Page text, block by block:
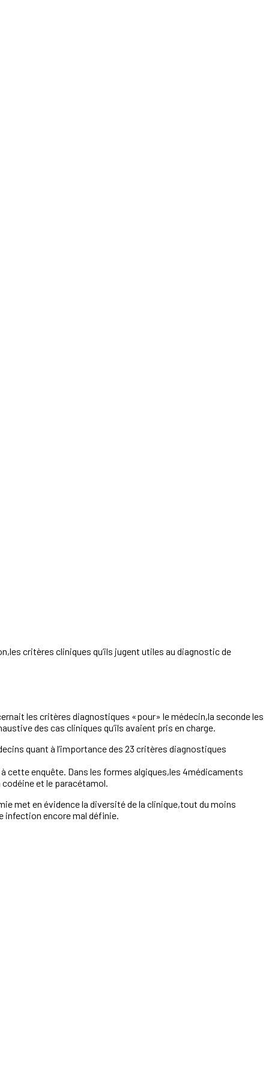
critères cliniques qu’ils jugent utiles au diagnostic de
les critères diagnostiques «pour» le médecin,la seconde les
des cas cliniques qu’ils avaient pris en charge.
quant à l’importance des 23 critères diagnostiques
cette enquête. Dans les formes algiques,les 4médicaments
et le paracétamol.
met en évidence la diversité de la clinique,tout du moins
infection encore mal définie.